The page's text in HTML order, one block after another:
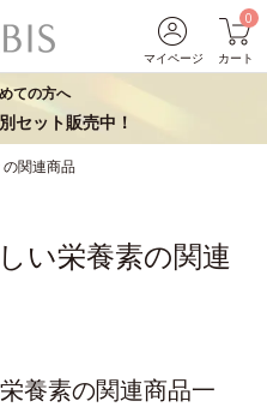
マイページ
0
カート
ての方へ
セット販売中！
の関連商品
い栄養素の関連
養素の関連商品一